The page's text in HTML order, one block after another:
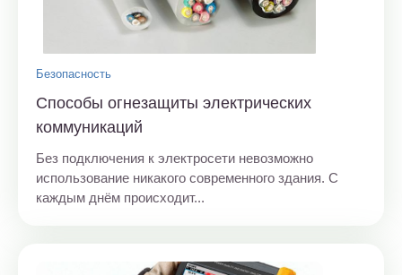
Безопасность
Способы огнезащиты электрических
коммуникаций
Без подключения к электросети невозможно
использование никакого современного здания. С
каждым днём происходит...